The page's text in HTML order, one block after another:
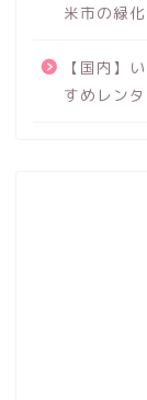
米市の緑
【国内】
すめレン